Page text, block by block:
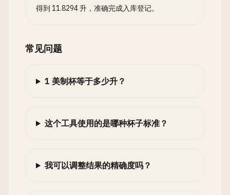
得到 11.8294 升，准确完成入库登记。
常见问题
1 美制杯等于多少升？
这个工具使用的是哪种杯子标准？
我可以调整结果的精确度吗？